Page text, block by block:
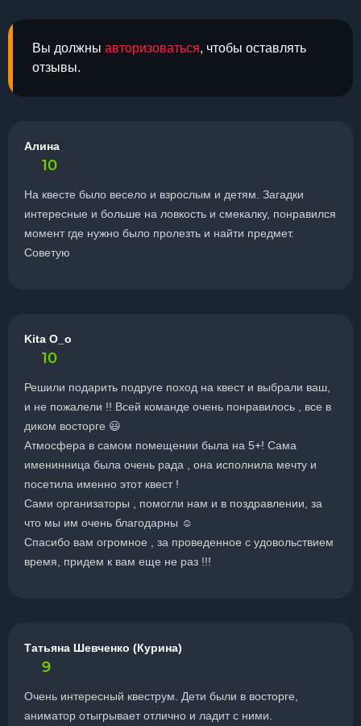
Вы должны авторизоваться, чтобы оставлять
отзывы.
Алина
10
На квесте было весело и взрослым и детям. Загадки
интересные и больше на ловкость и смекалку, понравился
момент где нужно было пролезть и найти предмет.
Советую
Kita O_o
10
Решили подарить подруге поход на квест и выбрали ваш,
и не пожалели !! Всей команде очень понравилось , все в
диком восторге 😃
Атмосфера в самом помещении была на 5+! Сама
именинница была очень рада , она исполнила мечту и
посетила именно этот квест !
Сами организаторы , помогли нам и в поздравлении, за
что мы им очень благодарны ☺
Спасибо вам огромное , за проведенное с удовольствием
время, придем к вам еще не раз !!!
Татьяна Шевченко (Курина)
9
Очень интересный квеструм. Дети были в восторге,
аниматор отыгрывает отлично и ладит с ними.